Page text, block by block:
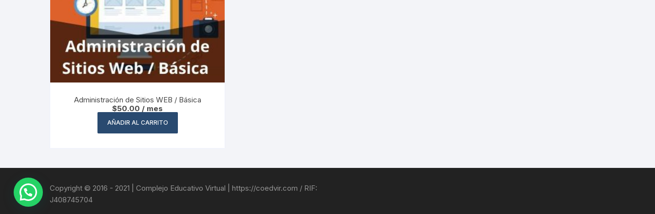
Administración de Sitios WEB / Básica
$50.00 / mes
AÑADIR AL CARRITO
Copyright © 2016 - 2021 | Complejo Educativo Virtual | https://coedvir.com / RIF:
J408745704